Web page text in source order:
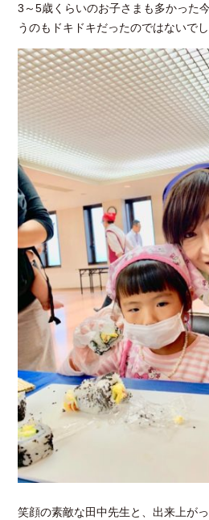
3～5歳くらいのお子さまも多かった
うのもドキドキだったのではないで
笑顔の素敵な田中先生と、出来上が